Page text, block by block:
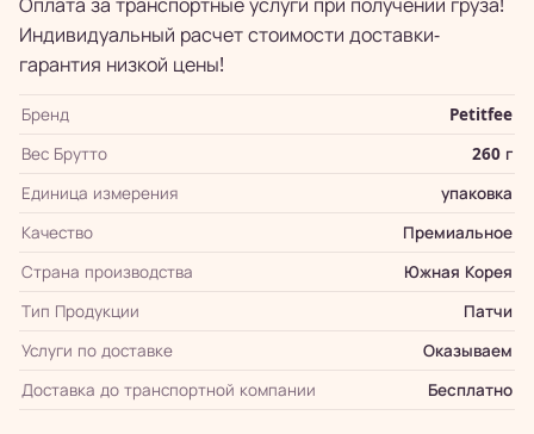
Индивидуальный расчет стоимости доставки-
гарантия низкой цены!
Бренд
Petitfee
Вес Брутто
260 г
Единица измерения
упаковка
Качество
Премиальное
Страна производства
Южная Корея
Тип Продукции
Патчи
Услуги по доставке
Оказываем
Доставка до транспортной компании
Бесплатно